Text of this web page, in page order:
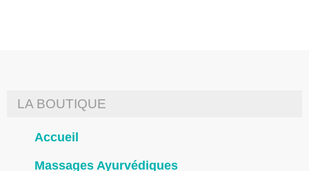
LA BOUTIQUE
Accueil
Massages Ayurvédiques